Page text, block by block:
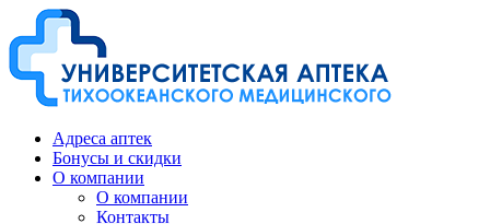
Адреса аптек
Бонусы и скидки
О компании
О компании
Контакты